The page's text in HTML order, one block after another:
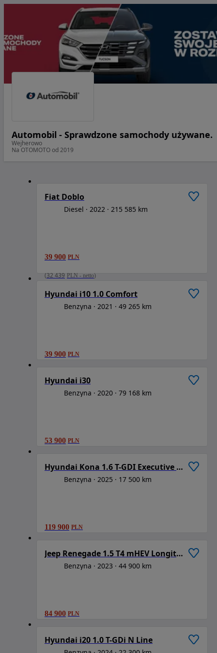
Automobil - Sprawdzone samochody używane.
Wejherowo
Na OTOMOTO od 2019
Fiat Doblo
Diesel 2022 215 585 km
39 900 PLN
(32 439 PLN - netto)
Hyundai i10 1.0 Comfort
Benzyna 2021 49 265 km
39 900 PLN
Hyundai i30
Benzyna 2020 79 168 km
53 900 PLN
Hyundai Kona 1.6 T-GDI Executive DCT
Benzyna 2025 17 500 km
119 900 PLN
Jeep Renegade 1.5 T4 mHEV Longitude FWD S&S DCT
Benzyna 2023 44 900 km
84 900 PLN
Hyundai i20 1.0 T-GDi N Line